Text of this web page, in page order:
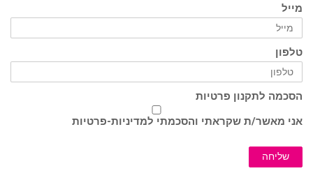
מייל
טלפון
הסכמה לתקנון פרטיות
אני מאשר/ת שקראתי והסכמתי למדיניות-פרטיות
שליחה